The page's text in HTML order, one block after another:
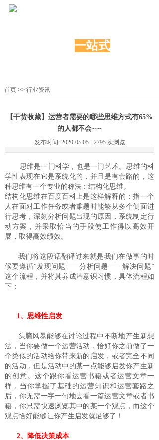
一站式
首页 >> 行业资讯
【干货收藏】运营者需要的哪些思维方式有65%
的人都不会~~~
发布时间: 2020-05-05 2795 次浏览
思维是一门科学，也是一门艺术。思维的科
学性表现在它是系统化的，并且是有套路的，这
种思维有一个专业的称法：结构化思维。
结构化思维在百度百科上是这样解释的：指一个
人在面对工作任务或者难题时能够从多个侧面进
行思考，深刻分析问题出现的原因，系统制定行
动方案，并采取恰当的手段使工作得以高效开
展，取得高效绩效。
我们将这段话翻译过来就是我们在做事的时
候要遵循“发现问题——分析问题——解决问题”
这个流程，并将其养成潜意识习惯，具体流程如
下：
1、思维性启发
头脑风暴能够在讨论过程中不断地产生新想
法，当你要做一个运营活动，恰好你之前做了一
个类似的活动给你带来新的启发，或者完全不同
的活动，但是活动中的某一点能够启发你产生新
的创意。这个跟你看运营书籍或者运营文章一
样，当你掌握了基础的运营知识和运营套路之
后，你无需一字一句地去看一篇运营文章或者书
籍，你只需快速浏览其中的某一个观点，而这个
观点恰好能够让你产生启发就足够了！
2、降低决策成本